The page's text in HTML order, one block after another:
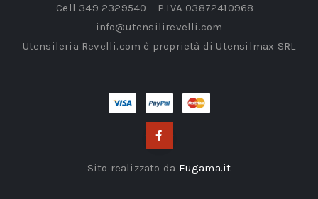
Cell 349 2329540 – P.IVA 03872410968 –
info@utensilirevelli.com
Utensileria Revelli.com è proprietà di Utensilmax SRL
Sito realizzato da Eugama.it